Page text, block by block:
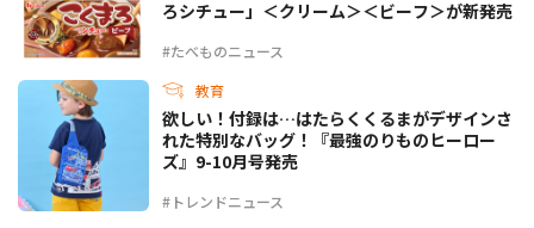
#たべものニュース
ろシチュー」＜クリーム＞＜ビーフ＞が新発売
教育
#トレンドニュース
欲しい！付録は…はたらくくるまがデザインさ
れた特別なバッグ！『最強のりものヒーロー
ズ』9-10月号発売